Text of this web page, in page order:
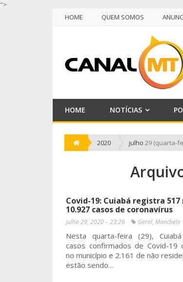
">
HOME
QUEM SOMOS
HOME NOTÍCIAS
2020 julho 29 (quarta-
Covid-19: Cuiabá registra
10.927 casos de coronavírus
julho 29, 2020 – 23:26 Geral, Manchete
Nesta quarta-feira (29),
casos confirmados de Covid-19
no município e 2.161 de não
estão sendo…